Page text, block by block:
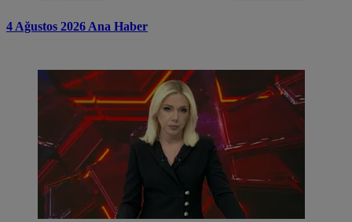
4 Ağustos 2026 Ana Haber